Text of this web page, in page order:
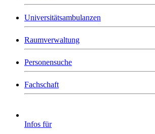
Universitätsambulanzen
Raumverwaltung
Personensuche
Fachschaft
Infos für